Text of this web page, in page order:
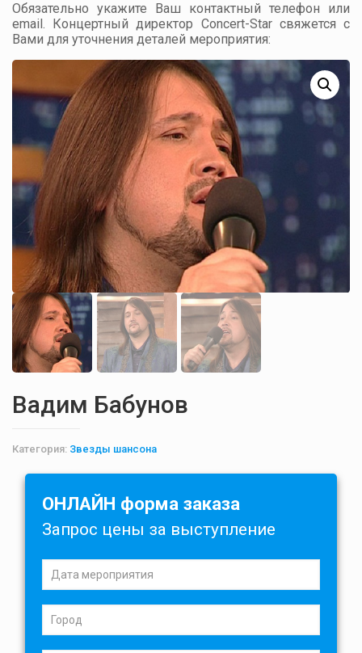
Обязательно укажите Ваш контактный телефон или
email. Концертный директор Concert-Star свяжется с
Вами для уточнения деталей мероприятия:
Вадим Бабунов
Категория: Звезды шансона
ОНЛАЙН форма заказа
Запрос цены за выступление